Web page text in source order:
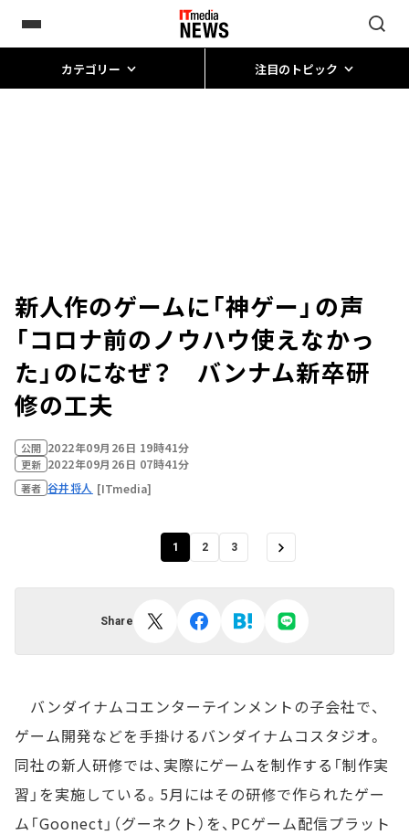
カテゴリー 注目のトピック
新人作のゲームに「神ゲー」の声
「コロナ前のノウハウ使えなかっ
た」のになぜ？ バンナム新卒研
修の工夫
公開 2022年09月26日 19時41分
更新 2022年09月26日 07時41分
著者 谷井将人 [ITmedia]
1 2 3
Share
バンダイナムコエンターテインメントの子会社で、
ゲーム開発などを手掛けるバンダイナムコスタジオ。
同社の新人研修では、実際にゲームを制作する「制作実
習」を実施している。5月にはその研修で作られたゲー
ム「Goonect」（グーネクト）を、PCゲーム配信プラット